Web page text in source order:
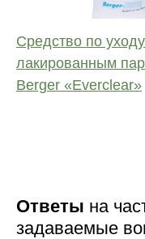
Средство по
лакированным
Berger «Everclear»
Ответы на
задаваемые